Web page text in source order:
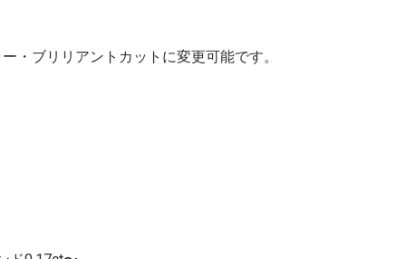
・ブリリアントカットに変更可能です。